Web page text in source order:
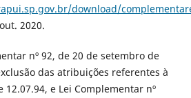
download/
2020.
nº 92, de 20 de setembro de
das atribuições referentes à
12.07.94, e Lei Complementar nº